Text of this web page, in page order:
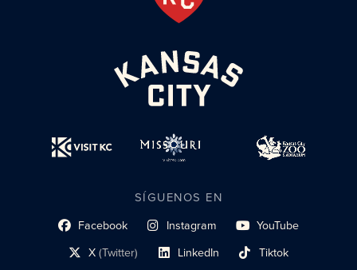
SÍGUENOS EN
Facebook
enlace al perfil social Instagram
enlace de perfil social YouTube
enlace de perfil social
X(Twitter)
enlace al perfil social LinkedIn
enlace al perfil social Tiktok
enlace al perfil social